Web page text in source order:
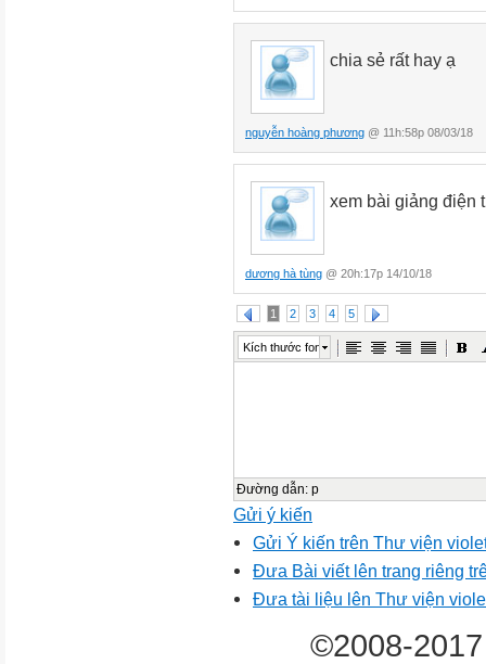
chia sẻ rất hay ạ
nguyễn hoàng phương @ 11h:58p 08/03/18
xem bài giảng
dương hà tùng @ 20h:17p 14/10/18
1 2 3 4 5
Kích thước font
Đường dẫn: p
Gửi ý kiến
Gửi Ý kiến trên Thư viện
Đưa Bài viết lên trang riêng
Đưa tài liệu lên Thư viện
©2008-